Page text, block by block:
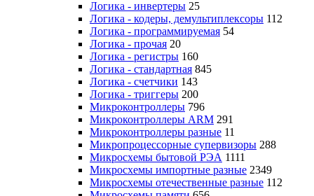
Логика - инвертеры 25
Логика - кодеры, демультиплексоры 112
Логика - программируемая 54
Логика - прочая 20
Логика - регистры 160
Логика - стандартная 845
Логика - счетчики 143
Логика - триггеры 200
Микроконтроллеры 796
Микроконтроллеры ARM 291
Микроконтроллеры разные 11
Микропроцессорные супервизоры 288
Микросхемы бытовой РЭА 1111
Микросхемы импортные разные 2349
Микросхемы отечественные разные 112